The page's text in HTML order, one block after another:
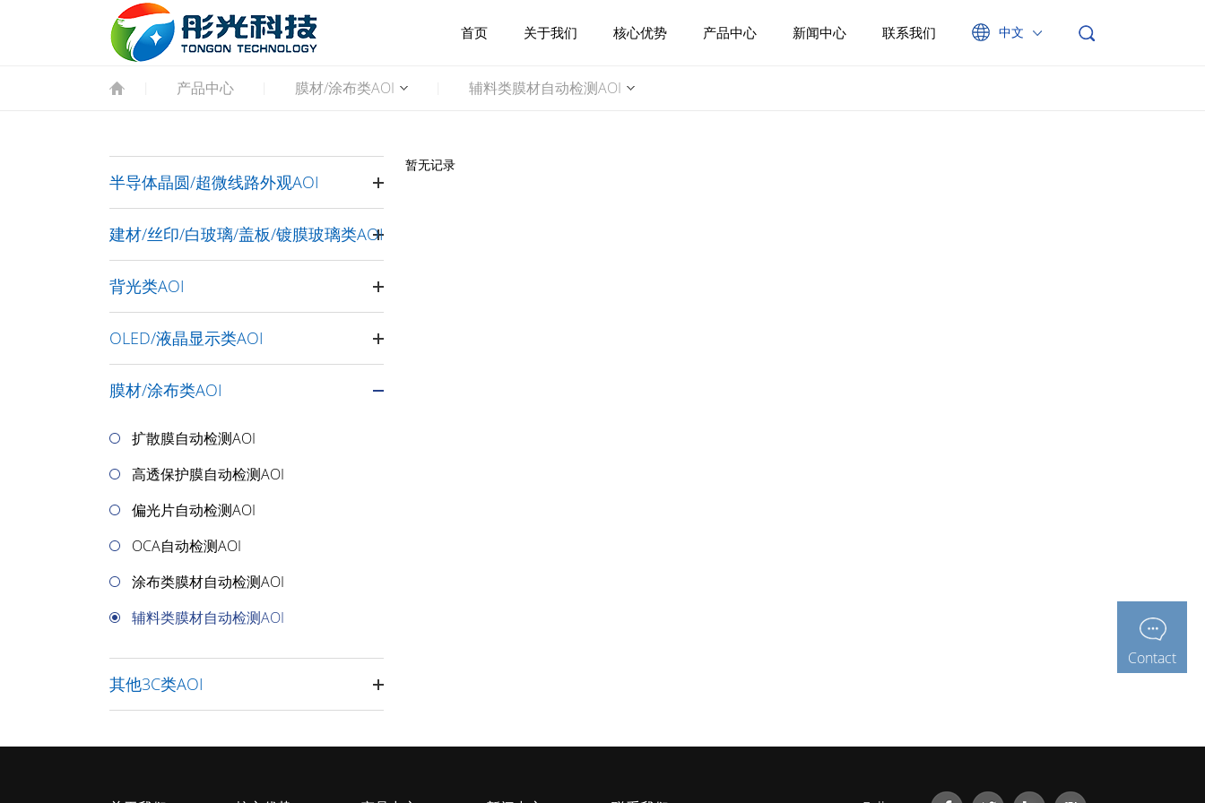
首页 关于我们 核心优势 产品中心 新闻中心 联系我们 中文
产品中心 膜材/涂布类AOI 辅料类膜材自动检测AOI
半导体晶圆/超微线路外观AOI
建材/丝印/白玻璃/盖板/镀膜玻璃类AOI
背光类AOI
OLED/液晶显示类AOI
膜材/涂布类AOI
扩散膜自动检测AOI
高透保护膜自动检测AOI
偏光片自动检测AOI
OCA自动检测AOI
涂布类膜材自动检测AOI
辅料类膜材自动检测AOI
其他3C类AOI
暂无记录
Contact